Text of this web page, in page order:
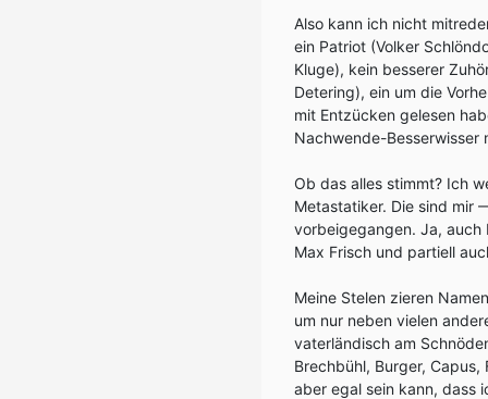
Also kann ich nicht
ein Patriot (Volker
Kluge), kein besserer
Detering), ein um die
mit Entzücken gelesen
Nachwende-Besserwisser
Ob das alles stimmt? Ich
Metastatiker. Die sind mir
vorbeigegangen. Ja, auch
Max Frisch und partiell
Meine Stelen zieren
um nur neben vielen
vaterländisch am
Brechbühl, Burger,
aber egal sein kann, dass